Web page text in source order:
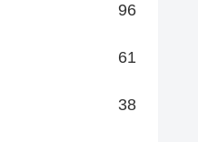
96
61
38